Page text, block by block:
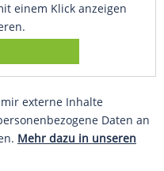
einem Klick anzeigen
externe Inhalte
Daten an
Mehr dazu in unseren